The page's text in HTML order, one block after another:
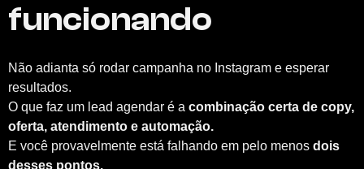
funcionando
Não adianta só rodar campanha no Instagram e esperar
resultados.
O que faz um lead agendar é a combinação certa de copy,
oferta, atendimento e automação.
E você provavelmente está falhando em pelo menos dois
desses pontos.